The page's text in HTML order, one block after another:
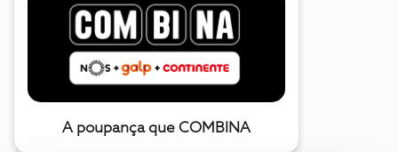
A poupança que COMBINA